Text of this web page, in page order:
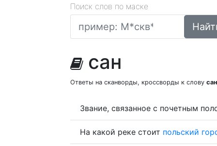
Поиск слов по маске
сан
Ответы на сканворды, кроссворды к слову сан
Звание, связанное с почетным
На какой реке стоит польский